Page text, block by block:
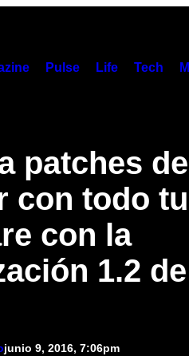
Pulse Life Tech
patches de
con todo tu
con la
1.2
junio 9, 2016, 7:06pm